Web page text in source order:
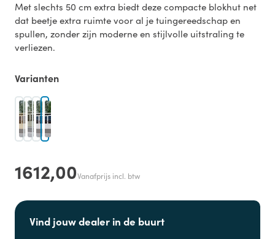
Met slechts 50 cm extra biedt deze compacte blokhut net
dat beetje extra ruimte voor al je tuingereedschap en
spullen, zonder zijn moderne en stijlvolle uitstraling te
verliezen.
Varianten
1612,00Vanafprijs incl. btw
Vind jouw dealer in de buurt